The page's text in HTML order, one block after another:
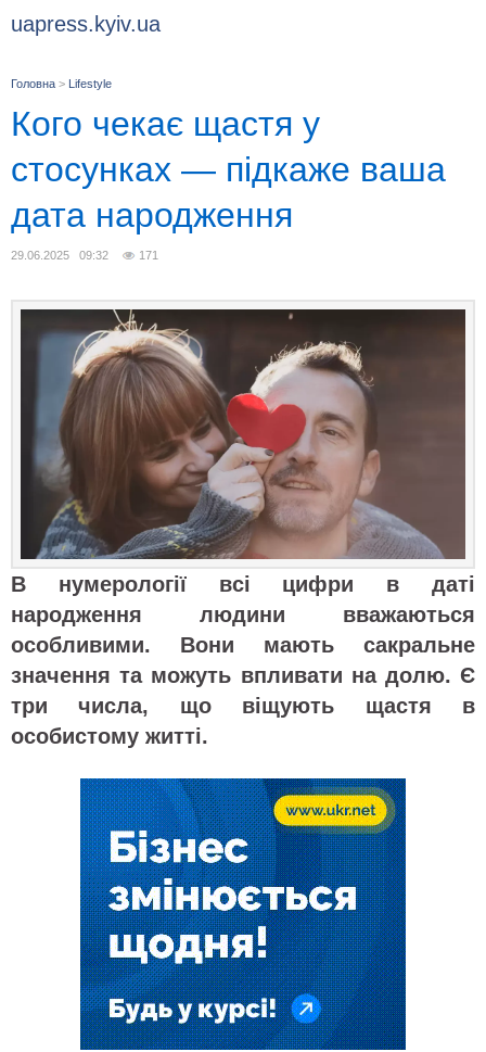
uapress.kyiv.ua
Головна > Lifestyle
Кого чекає щастя у
стосунках — підкаже ваша
дата народження
29.06.2025 09:32 171
В нумерології всі цифри в даті
народження людини вважаються
особливими. Вони мають сакральне
значення та можуть впливати на долю. Є
три числа, що віщують щастя в
особистому житті.